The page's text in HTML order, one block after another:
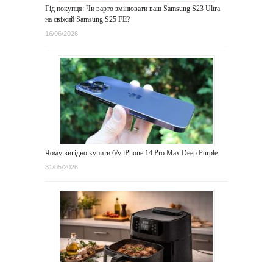
Гід покупця: Чи варто змінювати ваш Samsung S23 Ultra
на свіжий Samsung S25 FE?
16/06/2026
Чому вигідно купити б/у iPhone 14 Pro Max Deep Purple
31/05/2026